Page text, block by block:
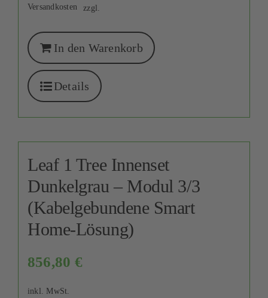
zzgl.
Versandkosten
In den Warenkorb
Details
Leaf 1 Tree Innenset
Dunkelgrau – Modul 3/3
(Kabelgebundene Smart
Home-Lösung)
856,80 €
inkl. MwSt.